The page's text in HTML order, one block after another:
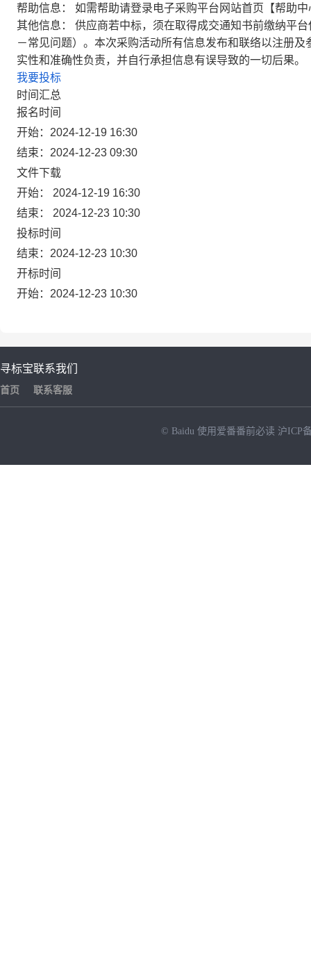
帮助信息：
如需帮助请登录电子采购平台网站首页【帮助
其他信息：
供应商若中标，须在取得成交通知书前缴纳平
－常见问题）。本次采购活动所有信息发布和联络以注册
实性和准确性负责，并自行承担信息有误导致的一切后果。
我要投标
时间汇总
报名时间
开始：2024-12-19 16:30
结束：2024-12-23 09:30
文件下载
开始： 2024-12-19 16:30
结束： 2024-12-23 10:30
投标时间
结束：2024-12-23 10:30
开标时间
开始：2024-12-23 10:30
寻标宝
首页
联系我们
联系客服
© Baidu 使用爱番番前必读 沪ICP